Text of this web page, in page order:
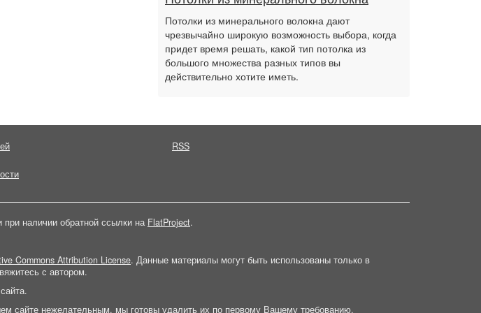
Потолки из минерального волокна дают
чрезвычайно широкую возможность выбора, когда
придет время решать, какой тип потолка из
большого множества разных типов вы
действительно хотите иметь.
RSS
при наличии обратной ссылки на FlatProject.
Commons Attribution License. Данные материалы могут быть использованы только в
с автором.
сайте нежелательным, мы готовы удалить их по первому Вашему требованию.